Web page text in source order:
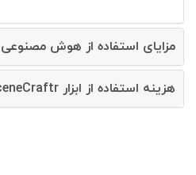
مزایای استفاده از هوش مصنوعی SceneCraftr چیست؟
هزینه استفاده از ابزار SceneCraftr چقدر است؟